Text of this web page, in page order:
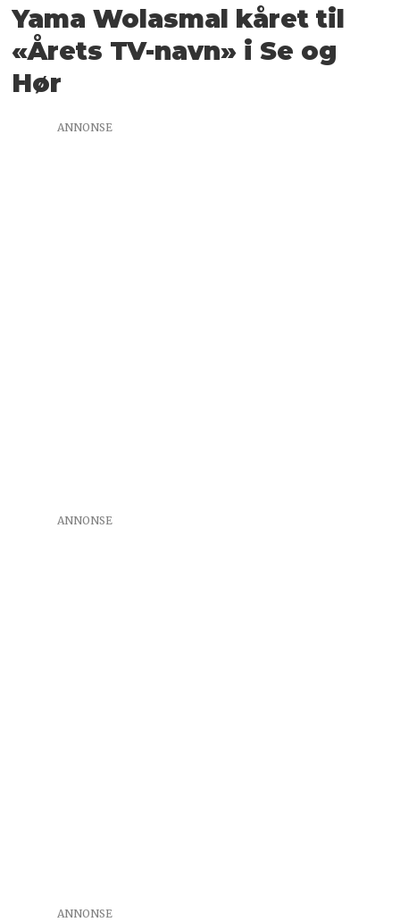
Yama Wolasmal kåret til
«Årets TV-navn» i Se og
Hør
ANNONSE
ANNONSE
ANNONSE